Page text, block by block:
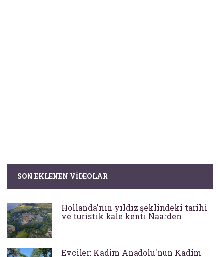
SON EKLENEN VIDEOLAR
Hollanda'nın yıldız şeklindeki tarihi
ve turistik kale kenti Naarden
Evciler: Kadim Anadolu'nun Kadim